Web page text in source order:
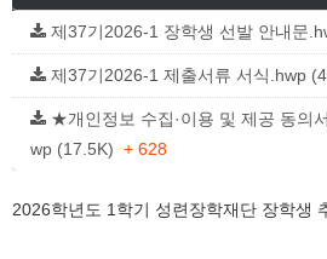
제37기2026-1 장학생 선발 안내문
제37기2026-1 제출서류 서식.hwp
★개인정보 수집·이용 및 제공 동의
wp (17.5K) + 628
2026학년도 1학기 성련장학재단 장학생